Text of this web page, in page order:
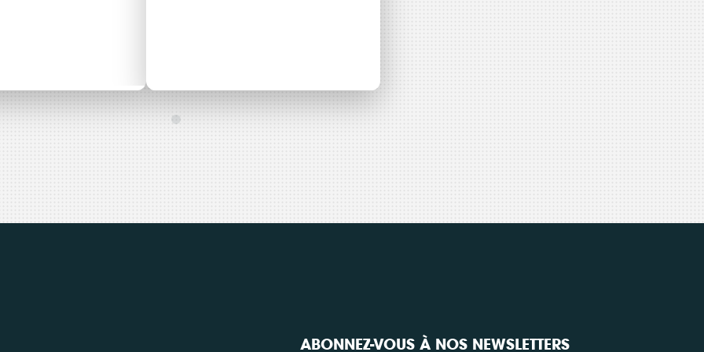
Énergie
ABONNEZ-VOUS À NOS NEWSLETTERS